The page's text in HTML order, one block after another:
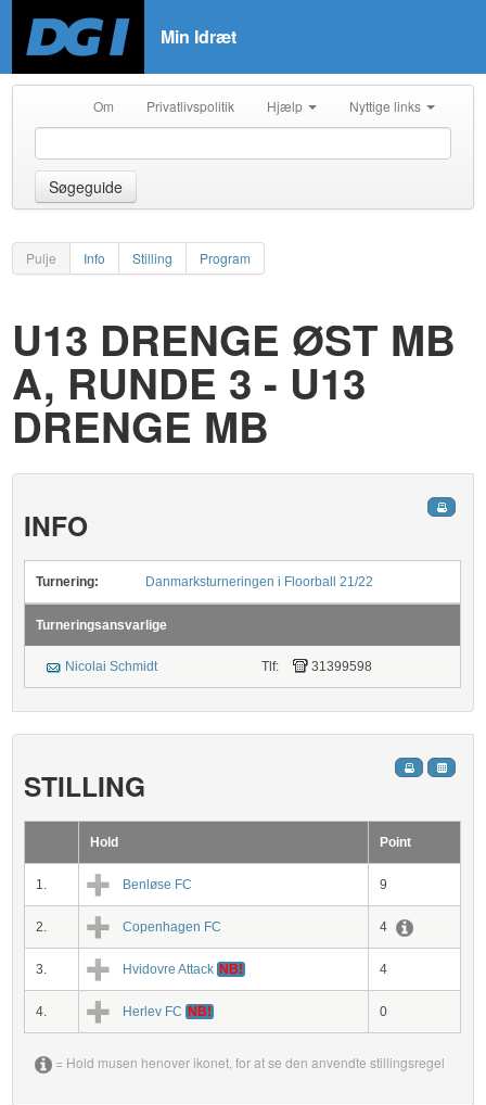
Min Idræt
Om Privatlivspolitik Hjælp Nyttige links
Søgeguide
Pulje Info Stilling Program
U13 DRENGE ØST MB
A, RUNDE 3 - U13
DRENGE MB
INFO
Turnering: Danmarksturneringen i Floorball 21/22
Turneringsansvarlige
Nicolai Schmidt Tlf: 31399598
STILLING
Hold Point
1. Benløse FC 9
2. Copenhagen FC 4
3. Hvidovre Attack NB! 4
4. Herlev FC NB! 0
= Hold musen henover ikonet, for at se den anvendte stillingsregel